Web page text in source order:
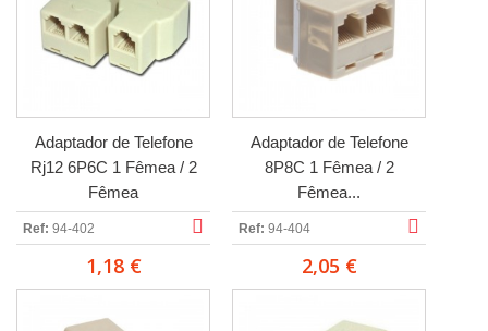
Adaptador de Telefone
Rj12 6P6C 1 Fêmea / 2
Fêmea
Ref: 94-402
1,18 €
Adaptador de Telefone
8P8C 1 Fêmea / 2
Fêmea...
Ref: 94-404
2,05 €